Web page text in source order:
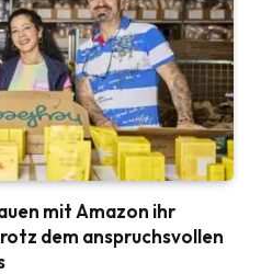
mit Amazon ihr
dem anspruchsvollen